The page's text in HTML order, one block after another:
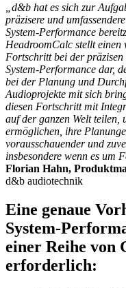
„d&b hat es sich zur
präzisere und
System-Performance
HeadroomCalc stellt einen
Fortschritt bei der präzisen
System-Performance dar,
bei der Planung und
Audioprojekte mit sich
diesen Fortschritt mit
auf der ganzen Welt teilen,
ermöglichen, ihre
vorausschauender und
insbesondere wenn es um
Florian Hahn,
d&b audiotechnik
Eine genaue
System-
einer Reihe von
erforderlich: